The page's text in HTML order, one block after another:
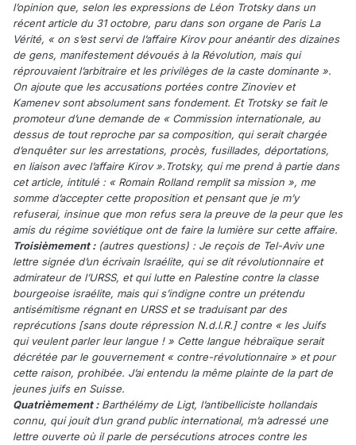
l’opinion que, selon les expressions de Léon Trotsky dans un
récent article du 31 octobre, paru dans son organe de Paris La
Vérité, « on s’est servi de l’affaire Kirov pour anéantir des dizaines
de gens, manifestement dévoués à la Révolution, mais qui
réprouvaient l’arbitraire et les privilèges de la caste dominante ».
On ajoute que les accusations portées contre Zinoviev et
Kamenev sont absolument sans fondement. Et Trotsky se fait le
promoteur d’une demande de « Commission internationale, au
dessus de tout reproche par sa composition, qui serait chargée
d’enquêter sur les arrestations, procès, fusillades, déportations,
en liaison avec l’affaire Kirov ».Trotsky, qui me prend à partie dans
cet article, intitulé : « Romain Rolland remplit sa mission », me
somme d’accepter cette proposition et pensant que je m’y
refuserai, insinue que mon refus sera la preuve de la peur que les
amis du régime soviétique ont de faire la lumière sur cette affaire.
Troisièmement :(autres questions) : Je reçois de Tel-Aviv une
lettre signée d’un écrivain Israélite, qui se dit révolutionnaire et
admirateur de l’URSS, et qui lutte en Palestine contre la classe
bourgeoise israélite, mais qui s’indigne contre un prétendu
antisémitisme régnant en URSS et se traduisant par des
reprécutions [sans doute répression N.d.l.R.] contre « les Juifs
qui veulent parler leur langue ! » Cette langue hébraïque serait
décrétée par le gouvernement « contre-révolutionnaire » et pour
cette raison, prohibée. J’ai entendu la même plainte de la part de
jeunes juifs en Suisse.
Quatrièmement :Barthélémy de Ligt, l’antibelliciste hollandais
connu, qui jouit d’un grand public international, m’a adressé une
lettre ouverte où il parle de persécutions atroces contre les